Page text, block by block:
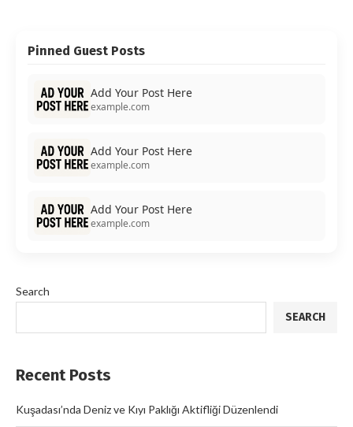
Pinned Guest Posts
Add Your Post Here
example.com
Add Your Post Here
example.com
Add Your Post Here
example.com
Search
SEARCH
Recent Posts
Kuşadası’nda Deniz ve Kıyı Paklığı Aktifliği Düzenlendi